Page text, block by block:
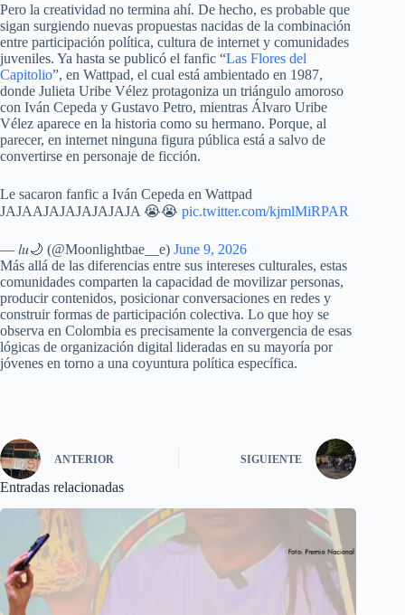
Pero la creatividad no termina ahí. De hecho, es probable que
sigan surgiendo nuevas propuestas nacidas de la combinación
entre participación política, cultura de internet y comunidades
juveniles. Ya hasta se publicó el fanfic “Las Flores del
Capitolio”, en Wattpad, el cual está ambientado en 1987,
donde Julieta Uribe Vélez protagoniza un triángulo amoroso
con Iván Cepeda y Gustavo Petro, mientras Álvaro Uribe
Vélez aparece en la historia como su hermano. Porque, al
parecer, en internet ninguna figura pública está a salvo de
convertirse en personaje de ficción.
Le sacaron fanfic a Iván Cepeda en Wattpad
JAJAAJAJAJAJAJAJA 😭😭 pic.twitter.com/kjmlMiRPAR
— 𝑙𝑢🌙 (@Moonlightbae__e) June 9, 2026
Más allá de las diferencias entre sus intereses culturales, estas
comunidades comparten la capacidad de movilizar personas,
producir contenidos, posicionar conversaciones en redes y
construir formas de participación colectiva. Lo que hoy se
observa en Colombia es precisamente la convergencia de esas
lógicas de organización digital lideradas en su mayoría por
jóvenes en torno a una coyuntura política específica.
ANTERIOR SIGUIENTE
Entradas relacionadas